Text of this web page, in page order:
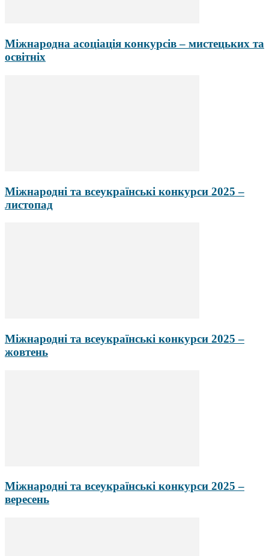
Міжнародна асоціація конкурсів – мистецьких та
освітніх
Міжнародні та всеукраїнські конкурси 2025 –
листопад
Міжнародні та всеукраїнські конкурси 2025 –
жовтень
Міжнародні та всеукраїнські конкурси 2025 –
вересень